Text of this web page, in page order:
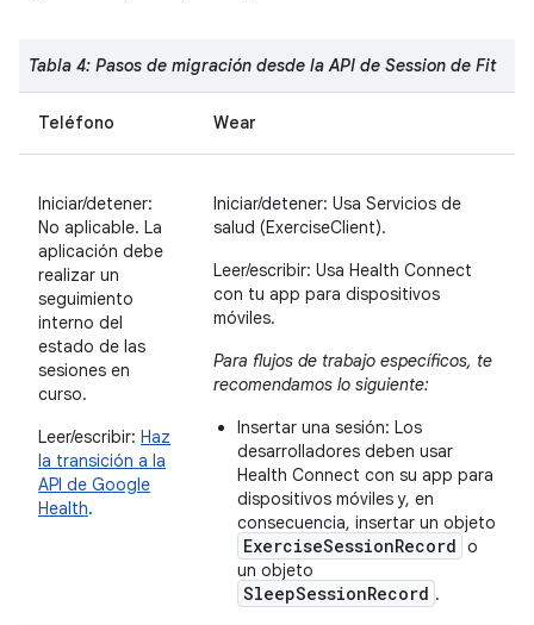
Tabla 4: Pasos de migración desde la API de Session de Fit
Teléfono Wear
Iniciar/detener:
No aplicable. La
aplicación debe
realizar un
seguimiento
interno del
estado de las
sesiones en
curso.
Leer/escribir: Haz
la transición a la
API de Google
Health.
Iniciar/detener: Usa Servicios de
salud (ExerciseClient).
Leer/escribir: Usa Health Connect
con tu app para dispositivos
móviles.
Para flujos de trabajo específicos, te
recomendamos lo siguiente:
Insertar una sesión: Los
desarrolladores deben usar
Health Connect con su app para
dispositivos móviles y, en
consecuencia, insertar un objeto
ExerciseSessionRecord o
un objeto
SleepSessionRecord .